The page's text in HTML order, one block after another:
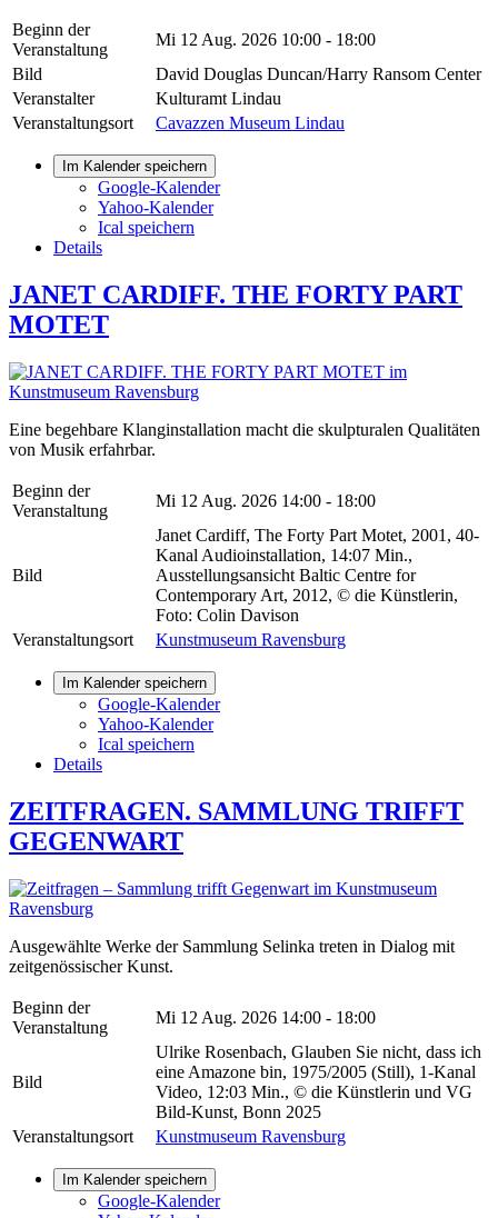
Beginn der
Veranstaltung
Mi 12 Aug. 2026 10:00 - 18:00
Bild
David Douglas Duncan/Harry Ransom Center
Veranstalter
Kulturamt Lindau
Veranstaltungsort
Cavazzen Museum Lindau
Im Kalender speichern
Google-Kalender
Yahoo-Kalender
Ical speichern
Details
JANET CARDIFF. THE FORTY PART
MOTET
Eine begehbare Klanginstallation macht die skulpturalen Qualitäten
von Musik erfahrbar.
Beginn der
Veranstaltung
Mi 12 Aug. 2026 14:00 - 18:00
Bild
Janet Cardiff, The Forty Part Motet, 2001, 40-
Kanal Audioinstallation, 14:07 Min.,
Ausstellungsansicht Baltic Centre for
Contemporary Art, 2012, © die Künstlerin,
Foto: Colin Davison
Veranstaltungsort
Kunstmuseum Ravensburg
Im Kalender speichern
Google-Kalender
Yahoo-Kalender
Ical speichern
Details
ZEITFRAGEN. SAMMLUNG TRIFFT
GEGENWART
Ausgewählte Werke der Sammlung Selinka treten in Dialog mit
zeitgenössischer Kunst.
Beginn der
Veranstaltung
Mi 12 Aug. 2026 14:00 - 18:00
Bild
Ulrike Rosenbach, Glauben Sie nicht, dass ich
eine Amazone bin, 1975/2005 (Still), 1-Kanal
Video, 12:03 Min., © die Künstlerin und VG
Bild-Kunst, Bonn 2025
Veranstaltungsort
Kunstmuseum Ravensburg
Im Kalender speichern
Google-Kalender